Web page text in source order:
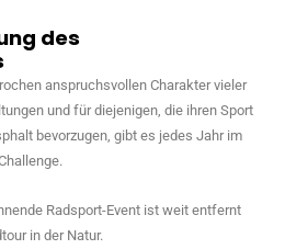
des
anspruchsvollen Charakter vieler
und für diejenigen, die ihren Sport
bevorzugen, gibt es jedes Jahr im
Radsport-Event ist weit entfernt
in der Natur.